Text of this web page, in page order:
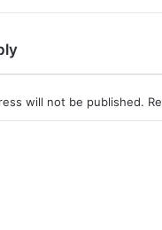
will not be published.